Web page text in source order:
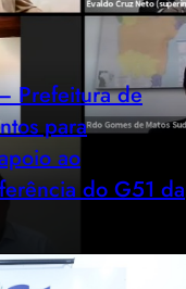
Prefeitura de
para
ao
do G51 da